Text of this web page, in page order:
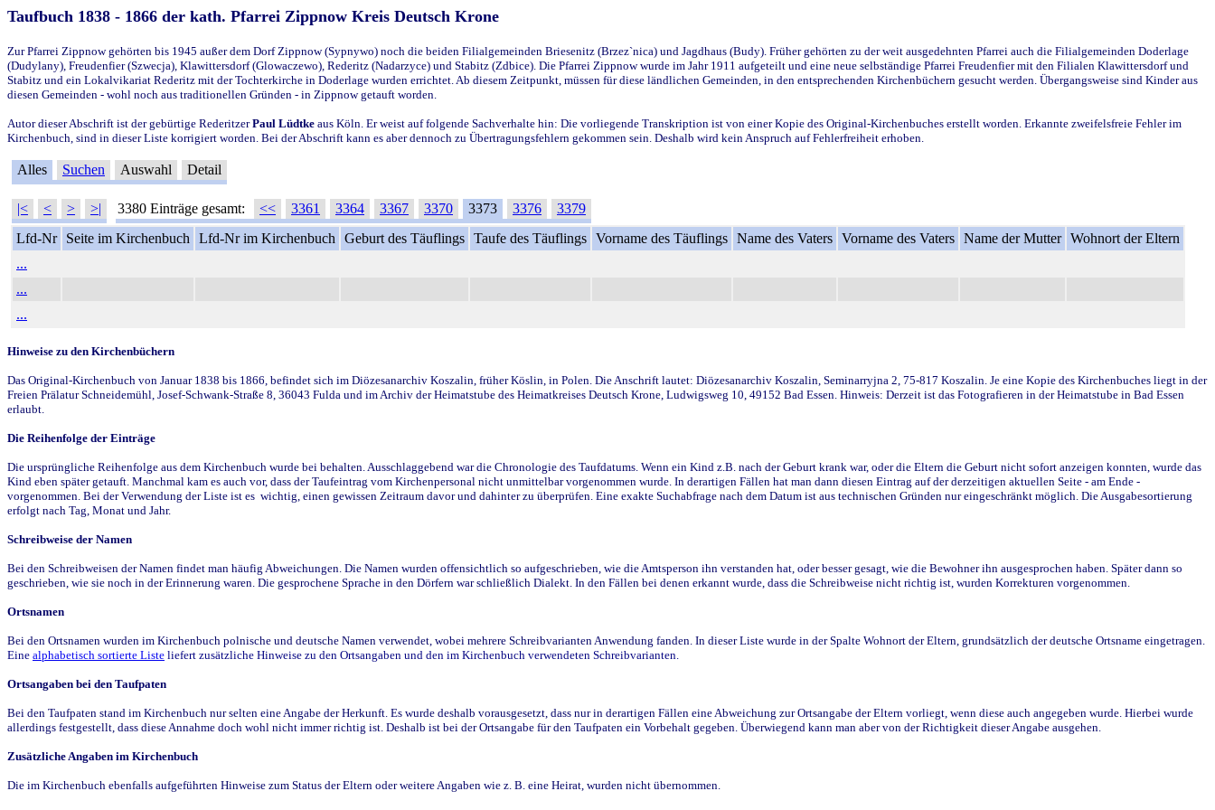
Taufbuch 1838 - 1866 der kath. Pfarrei Zippnow Kreis Deutsch Krone
Zur Pfarrei Zippnow gehörten bis 1945 außer dem Dorf Zippnow (Sypnywo) noch die beiden Filialgemeinden Briesenitz (Brzez`nica) und Jagdhaus (Budy). Früher gehörten zu der weit ausgedehnten Pfarrei auch die Filialgemeinden Doderlage
(Dudylany), Freudenfier (Szwecja), Klawittersdorf (Glowaczewo), Rederitz (Nadarzyce) und Stabitz (Zdbice). Die Pfarrei Zippnow wurde im Jahr 1911 aufgeteilt und eine neue selbständige Pfarrei Freudenfier mit den Filialen Klawittersdorf und
Stabitz und ein Lokalvikariat Rederitz mit der Tochterkirche in Doderlage wurden errichtet. Ab diesem Zeitpunkt, müssen für diese ländlichen Gemeinden, in den entsprechenden Kirchenbüchern gesucht werden. Übergangsweise sind Kinder aus
diesen Gemeinden - wohl noch aus traditionellen Gründen - in Zippnow getauft worden.
Autor dieser Abschrift ist der gebürtige RederitzerPaul Lüdtke aus Köln. Er weist auf folgende Sachverhalte hin: Die vorliegende Transkription ist von einer Kopie des Original-Kirchenbuches erstellt worden. Erkannte zweifelsfreie Fehler im
Kirchenbuch, sind in dieser Liste korrigiert worden. Bei der Abschrift kann es aber dennoch zu Übertragungsfehlern gekommen sein. Deshalb wird kein Anspruch auf Fehlerfreiheit erhoben.
Alles Suchen Auswahl Detail
|< < > >| 3380 Einträge gesamt: << 3361 3364 3367 3370 3373 3376
3379
Lfd-Nr
Seite im Kirchenbuch Lfd-Nr im Kirchenbuch Geburt des Täuflings Taufe des Täuflings Vorname des Täuflings Name des Vaters Vorname des Vaters Name der Mutter Wohnort der Eltern
...
...
...
Hinweise zu den Kirchenbüchern
Das Original-Kirchenbuch von Januar 1838 bis 1866, befindet sich im Diözesanarchiv Koszalin, früher Köslin, in Polen. Die Anschrift lautet: Diözesanarchiv Koszalin, Seminarryjna 2, 75-817 Koszalin. Je eine Kopie des Kirchenbuches liegt in der
Freien Prälatur Schneidemühl, Josef-Schwank-Straße 8, 36043 Fulda und im Archiv der Heimatstube des Heimatkreises Deutsch Krone, Ludwigsweg 10, 49152 Bad Essen. Hinweis: Derzeit ist das Fotografieren in der Heimatstube in Bad Essen
erlaubt.
Die Reihenfolge der Einträge
Die ursprüngliche Reihenfolge aus dem Kirchenbuch wurde bei behalten. Ausschlaggebend war die Chronologie des Taufdatums. Wenn ein Kind z.B. nach der Geburt krank war, oder die Eltern die Geburt nicht sofort anzeigen konnten, wurde das
Kind eben später getauft. Manchmal kam es auch vor, dass der Taufeintrag vom Kirchenpersonal nicht unmittelbar vorgenommen wurde. In derartigen Fällen hat man dann diesen Eintrag auf der derzeitigen aktuellen Seite - am Ende -
vorgenommen. Bei der Verwendung der Liste ist es wichtig, einen gewissen Zeitraum davor und dahinter zu überprüfen. Eine exakte Suchabfrage nach dem Datum ist aus technischen Gründen nur eingeschränkt möglich. Die Ausgabesortierung
erfolgt nach Tag, Monat und Jahr.
Schreibweise der Namen
Bei den Schreibweisen der Namen findet man häufig Abweichungen. Die Namen wurden offensichtlich so aufgeschrieben, wie die Amtsperson ihn verstanden hat, oder besser gesagt, wie die Bewohner ihn ausgesprochen haben. Später dann so
geschrieben, wie sie noch in der Erinnerung waren. Die gesprochene Sprache in den Dörfern war schließlich Dialekt. In den Fällen bei denen erkannt wurde, dass die Schreibweise nicht richtig ist, wurden Korrekturen vorgenommen.
Ortsnamen
Bei den Ortsnamen wurden im Kirchenbuch polnische und deutsche Namen verwendet, wobei mehrere Schreibvarianten Anwendung fanden. In dieser Liste wurde in der Spalte Wohnort der Eltern, grundsätzlich der deutsche Ortsname eingetragen.
Eine alphabetisch sortierte Liste liefert zusätzliche Hinweise zu den Ortsangaben und den im Kirchenbuch verwendeten Schreibvarianten.
Ortsangaben bei den Taufpaten
Bei den Taufpaten stand im Kirchenbuch nur selten eine Angabe der Herkunft. Es wurde deshalb vorausgesetzt, dass nur in derartigen Fällen eine Abweichung zur Ortsangabe der Eltern vorliegt, wenn diese auch angegeben wurde. Hierbei wurde
allerdings festgestellt, dass diese Annahme doch wohl nicht immer richtig ist. Deshalb ist bei der Ortsangabe für den Taufpaten ein Vorbehalt gegeben. Überwiegend kann man aber von der Richtigkeit dieser Angabe ausgehen.
Zusätzliche Angaben im Kirchenbuch
Die im Kirchenbuch ebenfalls aufgeführten Hinweise zum Status der Eltern oder weitere Angaben wie z. B. eine Heirat, wurden nicht übernommen.